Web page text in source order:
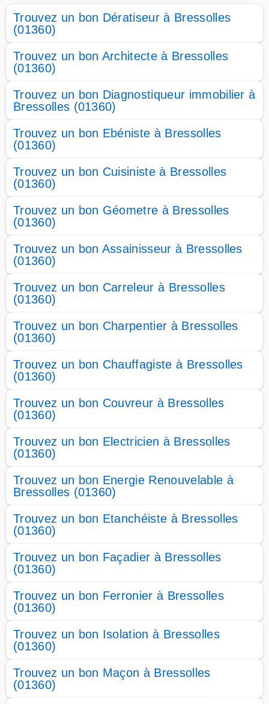
Trouvez un bon Dératiseur à Bressolles
(01360)
Trouvez un bon Architecte à Bressolles
(01360)
Trouvez un bon Diagnostiqueur immobilier à
Bressolles (01360)
Trouvez un bon Ebéniste à Bressolles
(01360)
Trouvez un bon Cuisiniste à Bressolles
(01360)
Trouvez un bon Géometre à Bressolles
(01360)
Trouvez un bon Assainisseur à Bressolles
(01360)
Trouvez un bon Carreleur à Bressolles
(01360)
Trouvez un bon Charpentier à Bressolles
(01360)
Trouvez un bon Chauffagiste à Bressolles
(01360)
Trouvez un bon Couvreur à Bressolles
(01360)
Trouvez un bon Electricien à Bressolles
(01360)
Trouvez un bon Energie Renouvelable à
Bressolles (01360)
Trouvez un bon Etanchéiste à Bressolles
(01360)
Trouvez un bon Façadier à Bressolles
(01360)
Trouvez un bon Ferronier à Bressolles
(01360)
Trouvez un bon Isolation à Bressolles
(01360)
Trouvez un bon Maçon à Bressolles
(01360)